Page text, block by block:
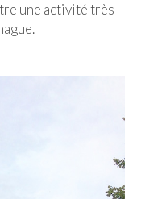
une activité très